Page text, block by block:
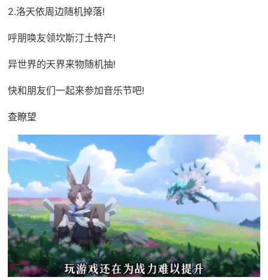
2.洛天依周边随机掉落!
呼朋唤友领坎斯汀土特产!
异世界的天界来物随机抽!
快和朋友们一起来参加音乐节吧!
查瞭望